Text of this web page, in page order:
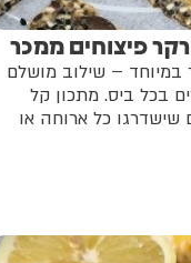
פיצוחים ממכר
במיוחד – שילוב מושלם
בכל ביס. מתכון קל
שישדרגו כל ארוחה או